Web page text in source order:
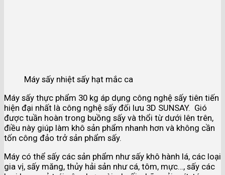
Máy sấy nhiệt sấy hạt mắc ca
Máy sấy thực phẩm 30 kg áp dụng công nghệ sấy tiên tiến
hiện đại nhất là công nghệ sấy đối lưu 3D SUNSAY. Gió
được tuần hoàn trong buồng sấy và thổi từ dưới lên trên,
điều này giúp làm khô sản phẩm nhanh hơn và không cần
tốn công đảo trở sản phẩm sấy.
Máy có thể sấy các sản phẩm như sấy khô hành lá, các loại
gia vị, sấy măng, thủy hải sản như cá, tôm, mực…, sấy các